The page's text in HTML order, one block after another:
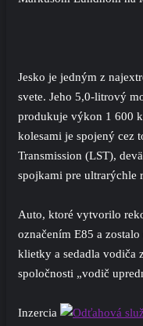
Jesko je jedným z
svete. Jeho 5,0-litrový
produkuje výkon 1 600
kolesami je spojený cez
Transmission (LST),
spojkami pre ultrarýchle
Auto, ktoré vytvorilo
označením E85 a
klietky a sedadla vodiča
spoločnosti „vodič
Inzercia